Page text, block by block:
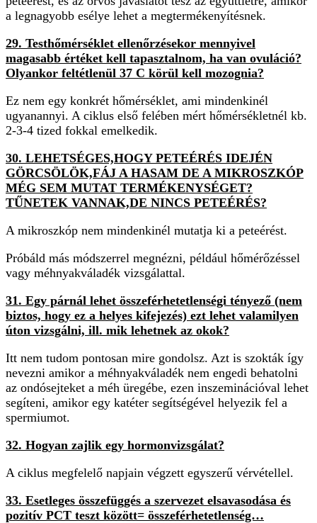
a legnagyobb esélye lehet a megtermékenyítésnek.
29. Testhőmérséklet ellenőrzésekor mennyivel
magasabb értéket kell tapasztalnom, ha van ovuláció?
Olyankor feltétlenül 37 C körül kell mozognia?
Ez nem egy konkrét hőmérséklet, ami mindenkinél
ugyanannyi. A ciklus első felében mért hőmérsékletnél kb.
2-3-4 tized fokkal emelkedik.
30. LEHETSÉGES,HOGY PETEÉRÉS IDEJÉN
GÖRCSÖLÖK,FÁJ A HASAM DE A MIKROSZKÓP
MÉG SEM MUTAT TERMÉKENYSÉGET?
TŰNETEK VANNAK,DE NINCS PETEÉRÉS?
A mikroszkóp nem mindenkinél mutatja ki a peteérést.
Próbáld más módszerrel megnézni, például hőmérőzéssel
vagy méhnyakváladék vizsgálattal.
31. Egy párnál lehet összeférhetetlenségi tényező (nem
biztos, hogy ez a helyes kifejezés) ezt lehet valamilyen
úton vizsgálni, ill. mik lehetnek az okok?
Itt nem tudom pontosan mire gondolsz. Azt is szokták így
nevezni amikor a méhnyakváladék nem engedi behatolni
az ondósejteket a méh üregébe, ezen inszeminációval lehet
segíteni, amikor egy katéter segítségével helyezik fel a
spermiumot.
32. Hogyan zajlik egy hormonvizsgálat?
A ciklus megfelelő napjain végzett egyszerű vérvétellel.
33. Esetleges összefüggés a szervezet elsavasodása és
pozitív PCT teszt között= összeférhetetlenség…